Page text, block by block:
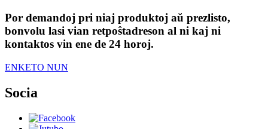
Por demandoj pri niaj produktoj aŭ prezlisto,
bonvolu lasi vian retpoŝtadreson al ni kaj ni
kontaktos vin ene de 24 horoj.
ENKETO NUN
Socia